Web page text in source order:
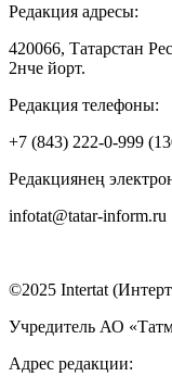
Редакция адресы:
420066, Татарстан
2нче йорт.
Редакция телефоны:
+7 (843) 222-0-999
Редакциянең
infotat@tatar-inform.ru
©2025 Intertat
Учредитель АО
Адрес редакции: